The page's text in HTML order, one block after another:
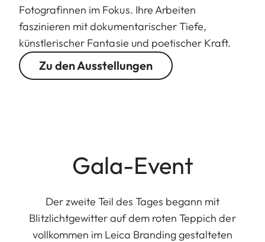
Fotografinnen im Fokus. Ihre Arbeiten
faszinieren mit dokumentarischer Tiefe,
künstlerischer Fantasie und poetischer Kraft.
Zu den Ausstellungen
Gala-Event
Der zweite Teil des Tages begann mit
Blitzlichtgewitter auf dem roten Teppich der
vollkommen im Leica Branding gestalteten